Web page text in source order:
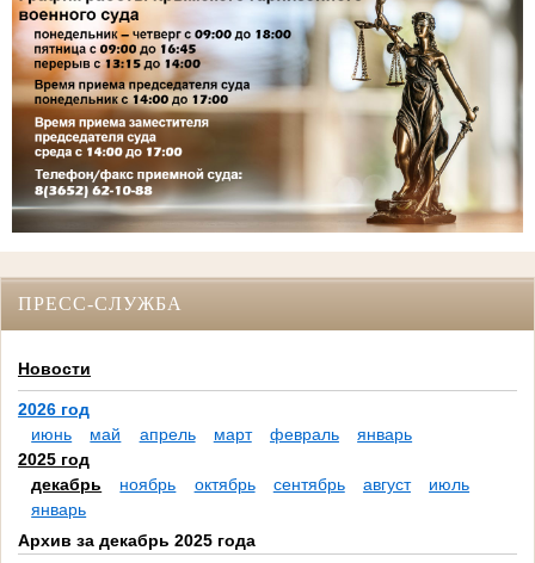
ПРЕСС-СЛУЖБА
Новости
2026 год
июнь
май апрель март февраль
январь
2025 год
декабрь
ноябрь октябрь сентябрь август
июль
январь
Архив за декабрь 2025 года